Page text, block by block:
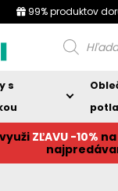
99% produktov
Products
search
s
ZĽAVU -10%